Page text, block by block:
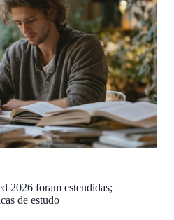
2026 foram estendidas;
de estudo